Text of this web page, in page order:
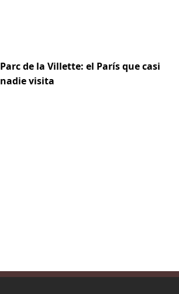
Parc de la Villette: el París que casi
nadie visita